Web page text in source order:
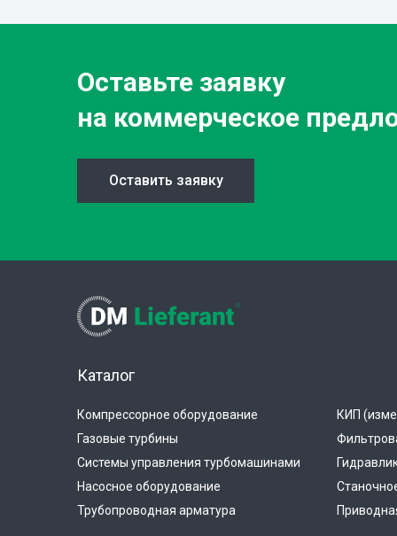
Оставьте заявку
на коммерческое
Оставить заявку
Каталог
Компрессорное оборудование
Газовые турбины
Системы управления турбомашинами
Насосное оборудование
Трубопроводная арматура
КИП